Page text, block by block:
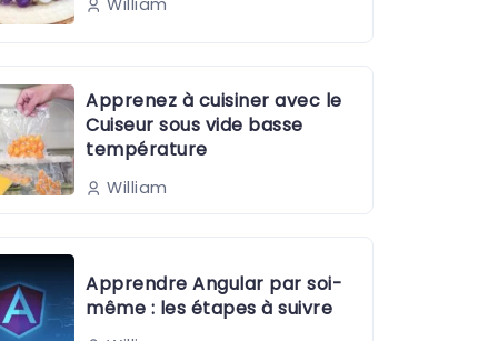
Apprenez à cuisiner avec le
Cuiseur sous vide basse
température
William
Apprendre Angular par soi-
même : les étapes à suivre